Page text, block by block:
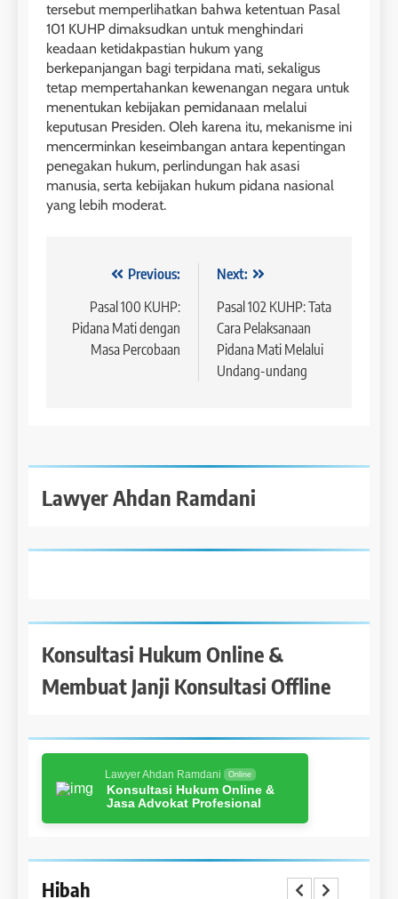
tersebut memperlihatkan bahwa ketentuan Pasal
101 KUHP dimaksudkan untuk menghindari
keadaan ketidakpastian hukum yang
berkepanjangan bagi terpidana mati, sekaligus
tetap mempertahankan kewenangan negara untuk
menentukan kebijakan pemidanaan melalui
keputusan Presiden. Oleh karena itu, mekanisme ini
mencerminkan keseimbangan antara kepentingan
penegakan hukum, perlindungan hak asasi
manusia, serta kebijakan hukum pidana nasional
yang lebih moderat.
Navigasi
pos
Previous:
Pasal 100 KUHP:
Pidana Mati dengan
Masa Percobaan
Next:
Pasal 102 KUHP: Tata
Cara Pelaksanaan
Pidana Mati Melalui
Undang-undang
Lawyer Ahdan Ramdani
Konsultasi Hukum Online &
Membuat Janji Konsultasi Offline
Lawyer Ahdan Ramdani Online
Konsultasi Hukum Online &
Jasa Advokat Profesional
Hibah